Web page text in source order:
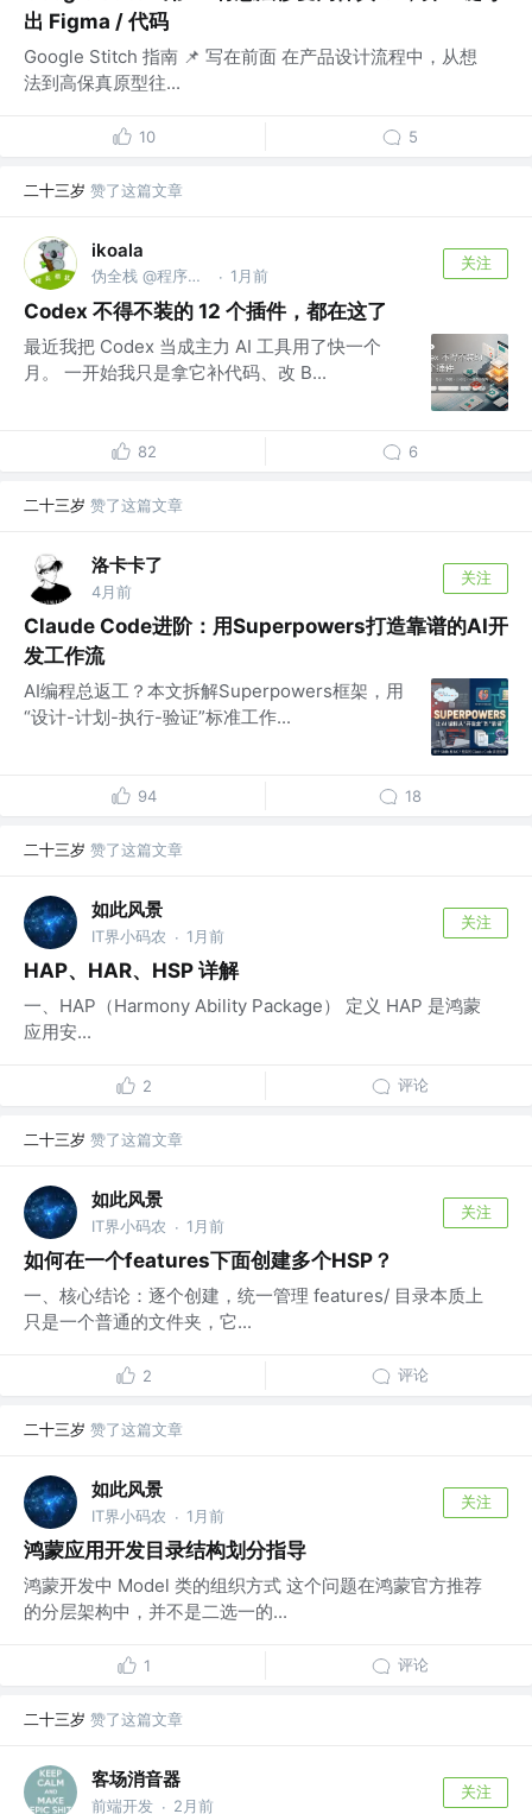
出 Figma / 代码
Google Stitch 指南 📌 写在前面 在产品设计流程中，从想
法到高保真原型往...
10 5
二十三岁 赞了这篇文章
ikoala
伪全栈 @程序员成长指北 · 1月前
关注
Codex 不得不装的 12 个插件，都在这了
最近我把 Codex 当成主力 AI 工具用了快一个
月。 一开始我只是拿它补代码、改 B...
82 6
二十三岁 赞了这篇文章
洛卡卡了
4月前
关注
Claude Code进阶：用Superpowers打造靠谱的AI开
发工作流
AI编程总返工？本文拆解Superpowers框架，用
“设计-计划-执行-验证”标准工作...
94 18
二十三岁 赞了这篇文章
如此风景
IT界小码农 · 1月前
关注
HAP、HAR、HSP 详解
一、HAP（Harmony Ability Package） 定义 HAP 是鸿蒙
应用安...
2 评论
二十三岁 赞了这篇文章
如此风景
IT界小码农 · 1月前
关注
如何在一个features下面创建多个HSP？
一、核心结论：逐个创建，统一管理 features/ 目录本质上
只是一个普通的文件夹，它...
2 评论
二十三岁 赞了这篇文章
如此风景
IT界小码农 · 1月前
关注
鸿蒙应用开发目录结构划分指导
鸿蒙开发中 Model 类的组织方式 这个问题在鸿蒙官方推荐
的分层架构中，并不是二选一的...
1 评论
二十三岁 赞了这篇文章
客场消音器
前端开发 · 2月前
关注